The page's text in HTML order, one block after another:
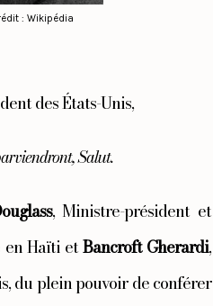
: Wikipédia
des États-Unis,
Salut.
, Ministre-président et
en Haïti et Bancroft Gherardi,
du plein pouvoir de conférer